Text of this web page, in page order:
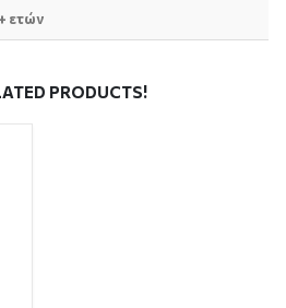
ετών
PRODUCTS!